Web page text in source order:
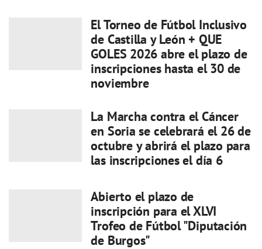
El Torneo de Fútbol Inclusivo
de Castilla y León + QUE
GOLES 2026 abre el plazo de
inscripciones hasta el 30 de
noviembre
La Marcha contra el Cáncer
en Soria se celebrará el 26 de
octubre y abrirá el plazo para
las inscripciones el día 6
Abierto el plazo de
inscripción para el XLVI
Trofeo de Fútbol "Diputación
de Burgos"